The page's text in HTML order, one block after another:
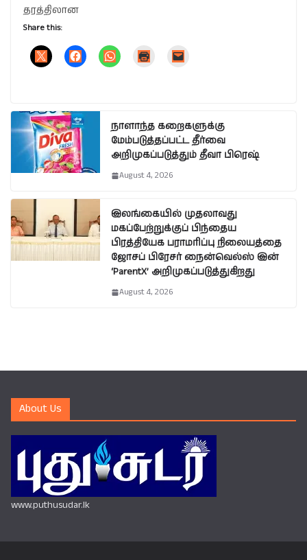
தரத்திலான
Share this:
நாளாந்த கறைகளுக்கு
மேம்படுத்தப்பட்ட தீர்வை
அறிமுகப்படுத்தும் தீவா பிரெஷ்
August 4, 2026
இலங்கையில் முதலாவது
மகப்பேற்றுக்குப் பிந்தைய
பிரத்தியேக பராமரிப்பு நிலையத்தை
ஜோசப் பிரேசர் நைன்வெல்ஸ் இன்
‘ParentX’ அறிமுகப்படுத்துகிறது
August 4, 2026
About Us
www.puthusudar.lk